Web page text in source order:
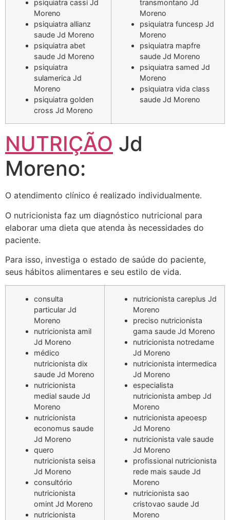
psiquiatra cassi Jd
Moreno
psiquiatra allianz
saude Jd Moreno
psiquiatra abet
saude Jd Moreno
psiquiatra
sulamerica Jd
Moreno
psiquiatra golden
cross Jd Moreno
transmontano Jd
Moreno
psiquiatra funcesp Jd
Moreno
psiquiatra mapfre
saude Jd Moreno
psiquiatra samed Jd
Moreno
psiquiatra vida class
saude Jd Moreno
NUTRIÇÃO Jd
Moreno:
O atendimento clínico é realizado individualmente.
O nutricionista faz um diagnóstico nutricional para
elaborar uma dieta que atenda às necessidades do
paciente.
Para isso, investiga o estado de saúde do paciente,
seus hábitos alimentares e seu estilo de vida.
consulta
particular Jd
Moreno
nutricionista amil
Jd Moreno
médico
nutricionista dix
saude Jd Moreno
nutricionista
medial saude Jd
Moreno
nutricionista
economus saude
Jd Moreno
quero
nutricionista seisa
Jd Moreno
consultório
nutricionista
omint Jd Moreno
nutricionista
nutricionista careplus Jd
Moreno
preciso nutricionista
gama saude Jd Moreno
nutricionista notredame
Jd Moreno
nutricionista intermedica
Jd Moreno
especialista
nutricionista ambep Jd
Moreno
nutricionista apeoesp
Jd Moreno
nutricionista vale saude
Jd Moreno
profissional nutricionista
rede mais saude Jd
Moreno
nutricionista sao
cristovao saude Jd
Moreno